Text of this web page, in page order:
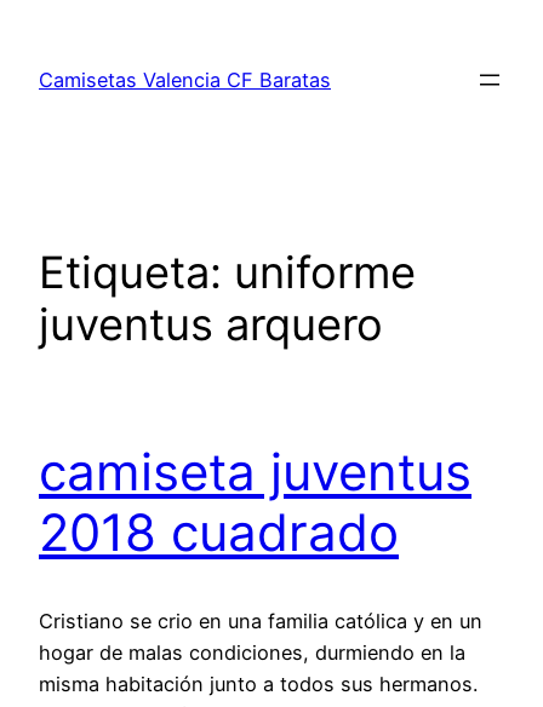
contenido
Camisetas Valencia CF Baratas
Etiqueta: uniforme
juventus arquero
camiseta juventus
2018 cuadrado
Cristiano se crio en una familia católica y en un
hogar de malas condiciones, durmiendo en la
misma habitación junto a todos sus hermanos.